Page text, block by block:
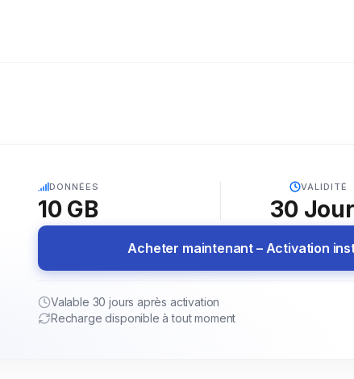
DONNÉES
10 GB
VALIDITÉ
30
Acheter maintenant – Activation
Valable 30 jours après activation
Recharge disponible à tout moment